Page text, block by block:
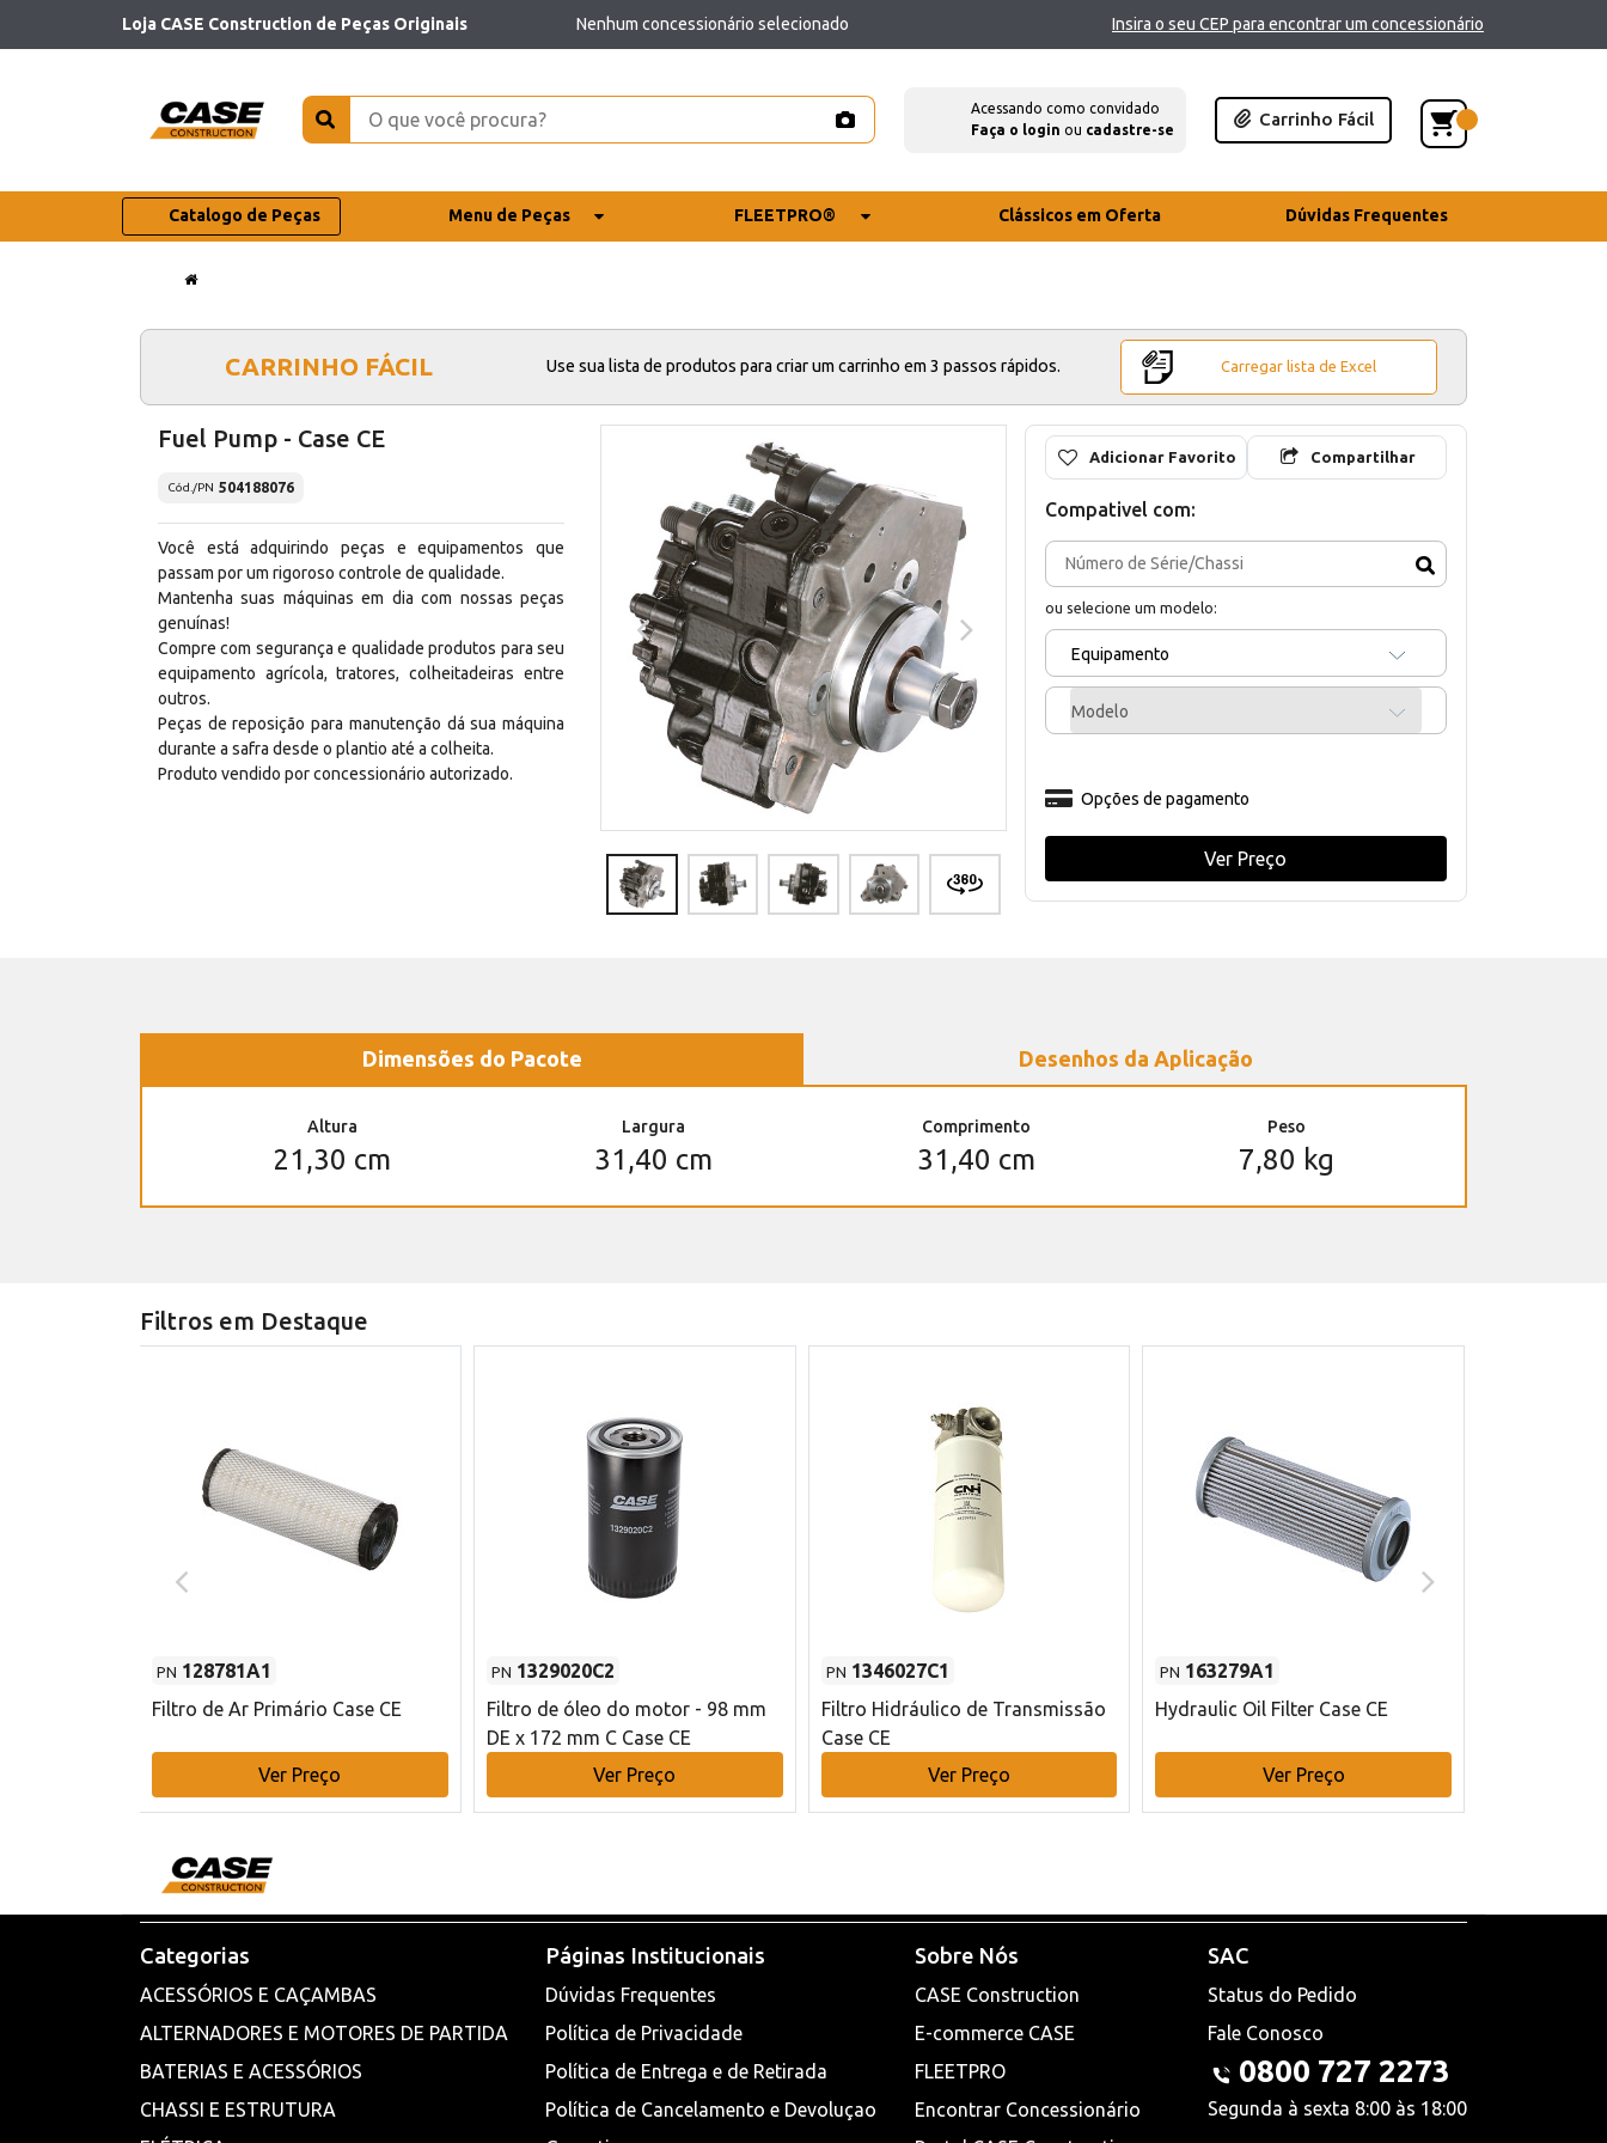
Loja CASE Construction de Peças Originais Nenhum concessionário selecionado Insira o seu CEP para encontrar um concessionário
Acessando como convidado
Faça o login ou cadastre-se
Carrinho Fácil
Catalogo de Peças Menu de Peças FLEETPRO® Clássicos em Oferta Dúvidas Frequentes
CARRINHO FÁCIL Use sua lista de produtos para criar um carrinho em 3 passos rápidos. Carregar lista de Excel
Fuel Pump - Case CE
Cód./PN 504188076
Você está adquirindo peças e equipamentos que
passam por um rigoroso controle de qualidade.
Mantenha suas máquinas em dia com nossas peças
genuínas!
Compre com segurança e qualidade produtos para seu
equipamento agrícola, tratores, colheitadeiras entre
outros.
Peças de reposição para manutenção dá sua máquina
durante a safra desde o plantio até a colheita.
Produto vendido por concessionário autorizado.
Adicionar Favorito Compartilhar
Compativel com:
ou selecione um modelo:
Equipamento
Modelo
Opções de pagamento
Ver Preço
Dimensões do Pacote Desenhos da Aplicação
Altura
21,30 cm
Largura
31,40 cm
Comprimento
31,40 cm
Peso
7,80 kg
Filtros em Destaque
PN 128781A1
Filtro de Ar Primário Case CE
Ver Preço
PN 1329020C2
Filtro de óleo do motor - 98 mm
DE x 172 mm C Case CE
Ver Preço
PN 1346027C1
Filtro Hidráulico de Transmissão
Case CE
Ver Preço
PN 163279A1
Hydraulic Oil Filter Case CE
Ver Preço
Categorias
ACESSÓRIOS E CAÇAMBAS
ALTERNADORES E MOTORES DE PARTIDA
BATERIAS E ACESSÓRIOS
CHASSI E ESTRUTURA
Páginas Institucionais
Dúvidas Frequentes
Política de Privacidade
Política de Entrega e de Retirada
Política de Cancelamento e Devoluçao
Sobre Nós
CASE Construction
E-commerce CASE
FLEETPRO
Encontrar Concessionário
SAC
Status do Pedido
Fale Conosco
0800 727 2273
Segunda à sexta 8:00 às 18:00